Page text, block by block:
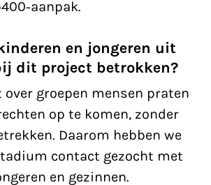
aanpak.
en jongeren uit
dit project betrokken?
groepen mensen praten
op te komen, zonder
Daarom hebben we
contact gezocht met
en gezinnen.